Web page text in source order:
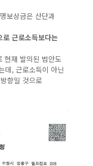
보상금은 산단과
근로소득보다는
현재 발의된 법안도
데, 근로소득이 아닌
향일 것으로